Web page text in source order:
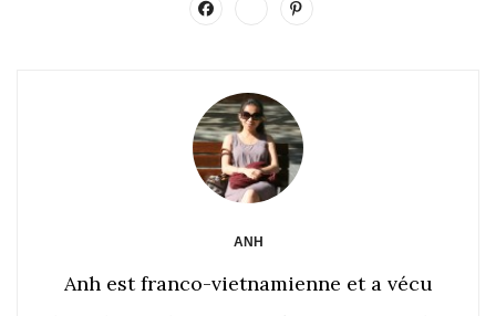
ANH
Anh est franco-vietnamienne et a vécu